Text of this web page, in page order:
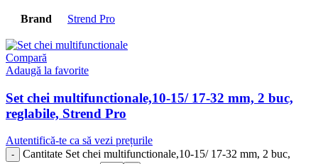
Brand Strend Pro
Compară
Adaugă la favorite
Set chei multifunctionale,10-15/ 17-32 mm, 2 buc,
reglabile, Strend Pro
Autentifică-te ca să vezi prețurile
Cantitate Set chei multifunctionale,10-15/ 17-32 mm, 2 buc,